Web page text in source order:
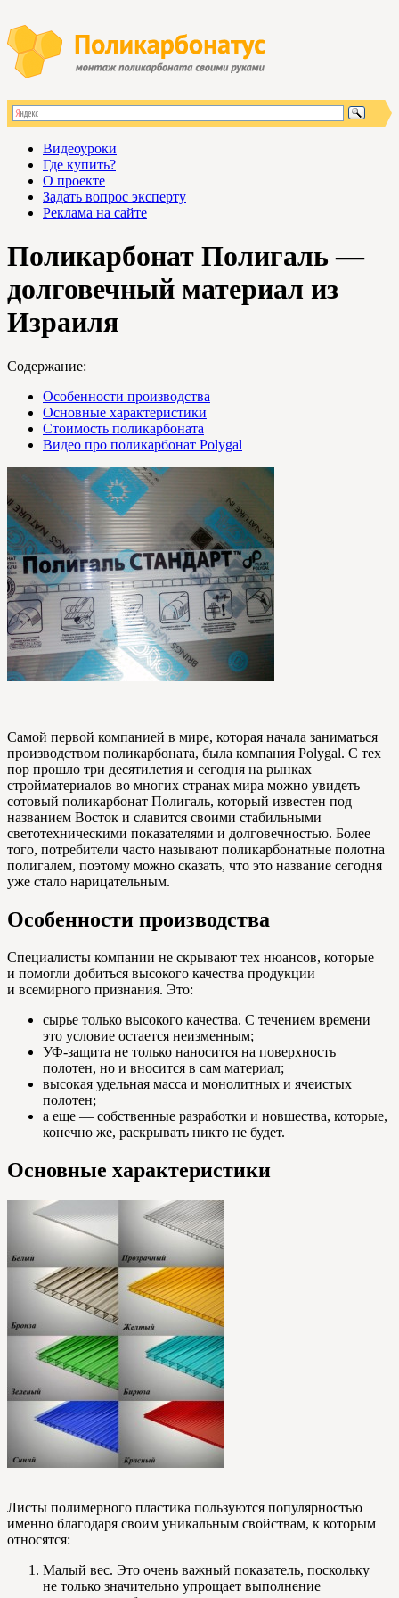
Видеоуроки
Где купить?
О проекте
Задать вопрос эксперту
Реклама на сайте
Поликарбонат Полигаль —
долговечный материал из
Израиля
Содержание:
Особенности производства
Основные характеристики
Стоимость поликарбоната
Видео про поликарбонат Polygal
Самой первой компанией в мире, которая начала заниматься
производством поликарбоната, была компания Polygal. С тех
пор прошло три десятилетия и сегодня на рынках
стройматериалов во многих странах мира можно увидеть
сотовый поликарбонат Полигаль, который известен под
названием Восток и славится своими стабильными
светотехническими показателями и долговечностью. Более
того, потребители часто называют поликарбонатные полотна
полигалем, поэтому можно сказать, что это название сегодня
уже стало нарицательным.
Особенности производства
Специалисты компании не скрывают тех нюансов, которые
и помогли добиться высокого качества продукции
и всемирного признания. Это:
сырье только высокого качества. С течением времени
это условие остается неизменным;
УФ-защита не только наносится на поверхность
полотен, но и вносится в сам материал;
высокая удельная масса и монолитных и ячеистых
полотен;
а еще — собственные разработки и новшества, которые,
конечно же, раскрывать никто не будет.
Основные характеристики
Листы полимерного пластика пользуются популярностью
именно благодаря своим уникальным свойствам, к которым
относятся:
Малый вес. Это очень важный показатель, поскольку
не только значительно упрощает выполнение